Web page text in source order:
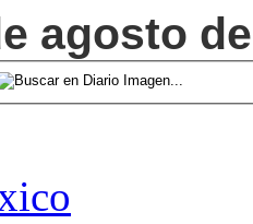
agosto